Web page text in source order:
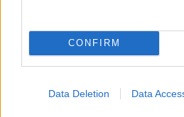
CONFIRM
Data Deletion Data
Indul a diákok
erősítő Pénz7